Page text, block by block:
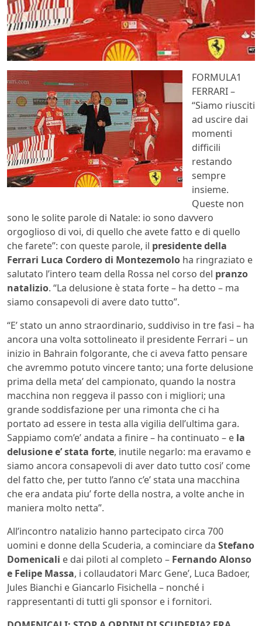
FORMULA1
FERRARI –
“Siamo riusciti
ad uscire dai
momenti
difficili
restando
sempre
insieme.
Queste non
sono le solite parole di Natale: io sono davvero
orgoglioso di voi, di quello che avete fatto e di quello
che farete”: con queste parole, il presidente della
Ferrari Luca Cordero di Montezemolo ha ringraziato e
salutato l’intero team della Rossa nel corso del pranzo
natalizio. “La delusione è stata forte – ha detto – ma
siamo consapevoli di avere dato tutto”.
“E’ stato un anno straordinario, suddiviso in tre fasi – ha
ancora una volta sottolineato il presidente Ferrari – un
inizio in Bahrain folgorante, che ci aveva fatto pensare
che avremmo potuto vincere tanto; una forte delusione
prima della meta’ del campionato, quando la nostra
macchina non reggeva il passo con i migliori; una
grande soddisfazione per una rimonta che ci ha
portato ad essere in testa alla vigilia dell’ultima gara.
Sappiamo com’e’ andata a finire – ha continuato – e la
delusione e’ stata forte, inutile negarlo: ma eravamo e
siamo ancora consapevoli di aver dato tutto cosi’ come
del fatto che, per tutto l’anno c’e’ stata una macchina
che era andata piu’ forte della nostra, a volte anche in
maniera molto netta”.
All’incontro natalizio hanno partecipato circa 700
uomini e donne della Scuderia, a cominciare da Stefano
Domenicali e dai piloti al completo – Fernando Alonso
e Felipe Massa, i collaudatori Marc Gene’, Luca Badoer,
Jules Bianchi e Giancarlo Fisichella – nonché i
rappresentanti di tutti gli sponsor e i fornitori.